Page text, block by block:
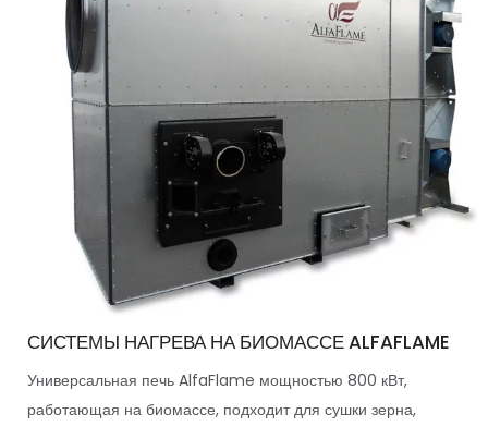
СИСТЕМЫ НАГРЕВА НА БИОМАССЕ ALFAFLAME
Универсальная печь AlfaFlame мощностью 800 кВт,
работающая на биомассе, подходит для сушки зерна,